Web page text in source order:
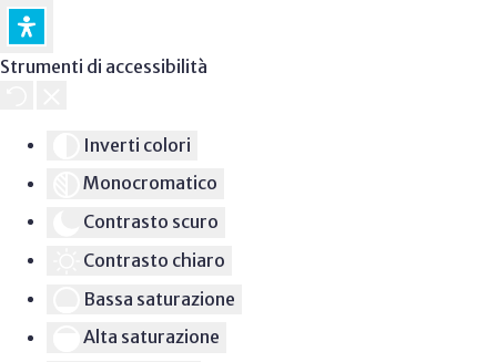
Strumenti di accessibilità
Inverti colori
Monocromatico
Contrasto scuro
Contrasto chiaro
Bassa saturazione
Alta saturazione